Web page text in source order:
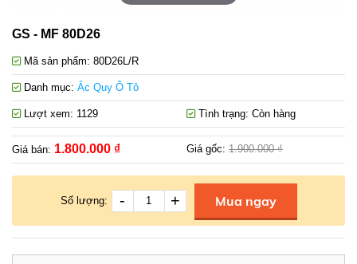
GS - MF 80D26
Mã sản phẩm: 80D26L/R
Danh mục: Ắc Quy Ô Tô
Lượt xem: 1129 Tình trạng: Còn hàng
Giá bán: 1.800.000 ₫ Giá gốc: 1.900.000 ₫
Số lượng: - + Mua ngay